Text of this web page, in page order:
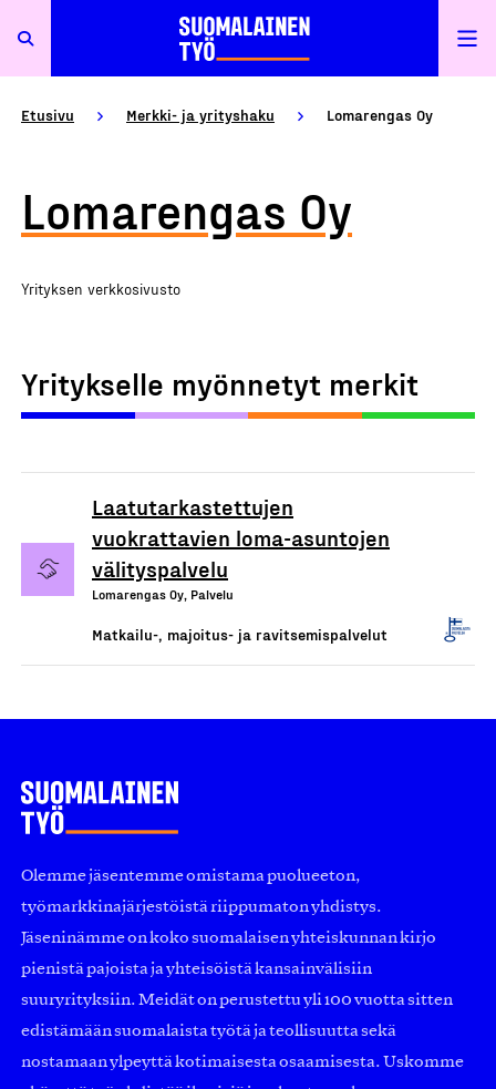
Etusivu Merkki- ja yrityshaku Lomarengas Oy
Lomarengas Oy
Yrityksen verkkosivusto
Yritykselle myönnetyt merkit
Laatutarkastettujen
vuokrattavien loma-asuntojen
välityspalvelu
Lomarengas Oy, Palvelu
Matkailu-, majoitus- ja ravitsemispalvelut
Olemme jäsentemme omistama puolueeton,
työmarkkinajärjestöistä riippumaton yhdistys.
Jäseninämme on koko suomalaisen yhteiskunnan kirjo
pienistä pajoista ja yhteisöistä kansainvälisiin
suuryrityksiin. Meidät on perustettu yli 100 vuotta sitten
edistämään suomalaista työtä ja teollisuutta sekä
nostamaan ylpeyttä kotimaisesta osaamisesta. Uskomme